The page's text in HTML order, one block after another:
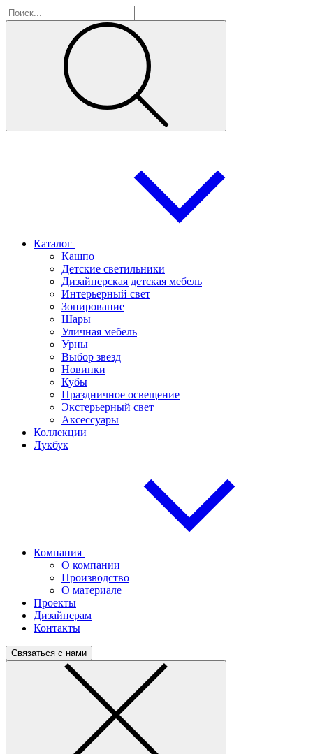
Каталог
Кашпо
Детские светильники
Дизайнерская детская мебель
Интерьерный свет
Зонирование
Шары
Уличная мебель
Урны
Выбор звезд
Новинки
Кубы
Праздничное освещение
Экстерьерный свет
Аксессуары
Коллекции
Лукбук
Компания
О компании
Производство
О материале
Проекты
Дизайнерам
Контакты
Связаться с нами